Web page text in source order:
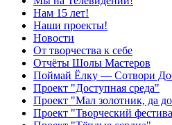
Нам 15 лет!
Наши проекты!
Новости
От творчества к себе
Отчёты Шолы Мастеров
Поймай Ёлку — Сотвори
Проект "Доступная среда"
Проект "Мал золотник, да
Проект "Творческий